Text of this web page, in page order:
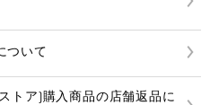
ついて
トア)購入商品の店舗返品に